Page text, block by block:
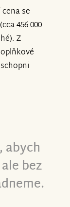
se
456 000
Z
abych
bez